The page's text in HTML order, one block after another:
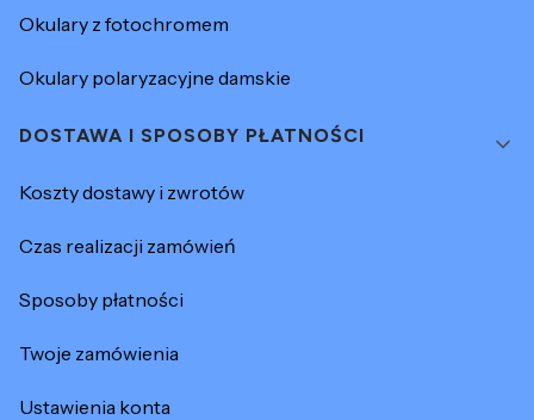
Okulary z fotochromem
Okulary polaryzacyjne damskie
DOSTAWA I SPOSOBY PŁATNOŚCI
Koszty dostawy i zwrotów
Czas realizacji zamówień
Sposoby płatności
Twoje zamówienia
Ustawienia konta